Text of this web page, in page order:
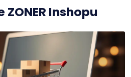
ZONER Inshopu